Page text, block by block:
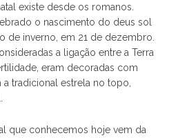
existe desde os romanos.
o nascimento do deus sol
de inverno, em 21 de dezembro.
a ligação entre a Terra
eram decoradas com
tradicional estrela no topo,
que conhecemos hoje vem da